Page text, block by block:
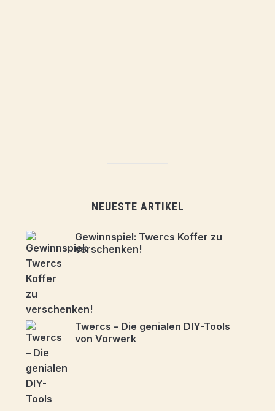
NEUESTE ARTIKEL
Gewinnspiel: Twercs Koffer zu
verschenken!
Twercs – Die genialen DIY-Tools
von Vorwerk